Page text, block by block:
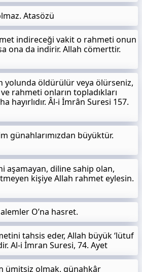
Atasözü
indireceği vakit o rahmeti onun
ona da indirir. Allah cömerttir.
yolunda öldürülür veya ölürseniz,
ve rahmeti onların topladıkları
hayırlıdır. Âl-i İmrân Suresi 157.
günahlarımızdan büyüktür.
aşamayan, diline sahip olan,
kişiye Allah rahmet eylesin.
O’na hasret.
tahsis eder, Allah büyük ‘lütuf
Al-i İmran Suresi, 74. Ayet
ümitsiz olmak, günahkâr